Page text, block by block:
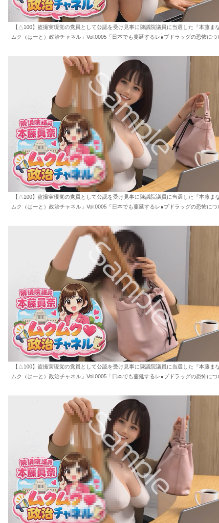
【△100】盗撮実現党の党員として公認を受け見事に陳議院議員に当選した『本藤ま
ムク（はーと）政治チャネル」Vol.0005「日本でも蔓延するレ●プドラッグの恐怖に
【△100】盗撮実現党の党員として公認を受け見事に陳議院議員に当選した『本藤ま
ムク（はーと）政治チャネル」Vol.0005「日本でも蔓延するレ●プドラッグの恐怖に
【△100】盗撮実現党の党員として公認を受け見事に陳議院議員に当選した『本藤ま
ムク（はーと）政治チャネル」Vol.0005「日本でも蔓延するレ●プドラッグの恐怖に